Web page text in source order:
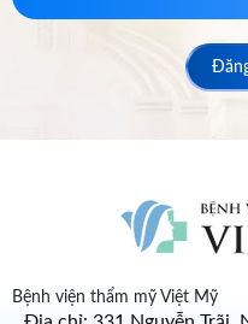
Bệnh viện thẩm mỹ Việt Mỹ